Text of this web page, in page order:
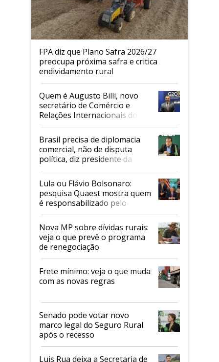
FPA diz que Plano Safra 2026/27
preocupa próxima safra e critica
endividamento rural
Quem é Augusto Billi, novo
secretário de Comércio e
Relações Internacionais do
Mapa
Brasil precisa de diplomacia
comercial, não de disputa
política, diz presidente da
Faesp
Lula ou Flávio Bolsonaro:
pesquisa Quaest mostra quem
é responsabilizado pelo
tarifaço dos EUA
Nova MP sobre dívidas rurais:
veja o que prevê o programa
de renegociação
Frete mínimo: veja o que muda
com as novas regras
Senado pode votar novo
marco legal do Seguro Rural
após o recesso
Luis Rua deixa a Secretaria de